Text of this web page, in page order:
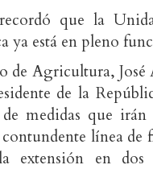
que la
ya está en pleno
de Agricultura,
de la
medidas que
contundente línea
extensión en